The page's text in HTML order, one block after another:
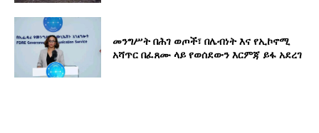
መንግሥት በሕገ ወጦች፣ በሌብነት እና የኢኮኖሚ
አሻጥር በፈጸሙ ላይ የወሰደውን እርምጃ ይፋ አደረገ